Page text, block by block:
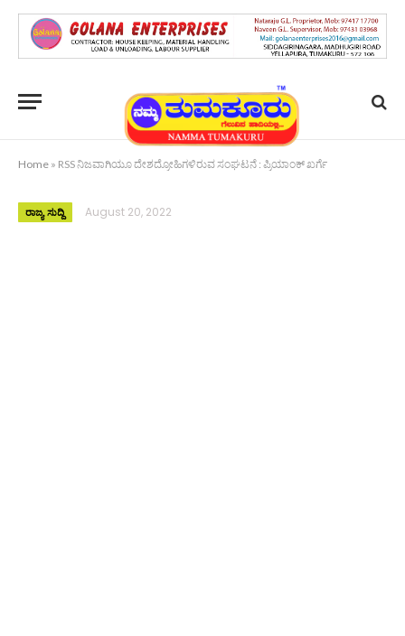
Home » RSS ನಿಜವಾಗಿಯೂ ದೇಶದ್ರೋಹಿಗಳಿರುವ ಸಂಘಟನೆ : ಪ್ರಿಯಾಂಕ್ ಖರ್ಗೆ
ರಾಜ್ಯ ಸುದ್ದಿ August 20, 2022